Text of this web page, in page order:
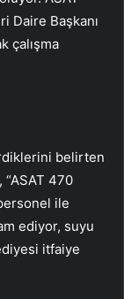
Daire Başkanı
çalışma
belirten
“ASAT 470
ile
ediyor, suyu
itfaiye